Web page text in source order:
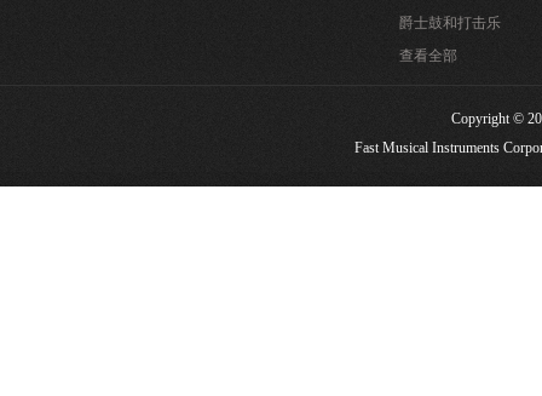
爵士鼓和打击乐
查看全部
Copyright ©
Fast Musical Instruments